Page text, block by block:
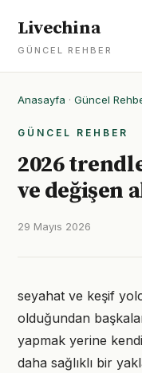
Livechina
GÜNCEL REHBER
Anasayfa · Güncel
GÜNCEL REHBER
2026
ve değişen
29 Mayıs 2026
seyahat ve keşif
olduğundan
yapmak yerine
daha sağlıklı bir